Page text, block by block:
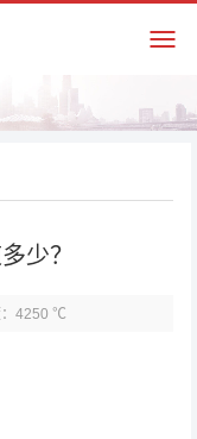
少？
：4250 ℃